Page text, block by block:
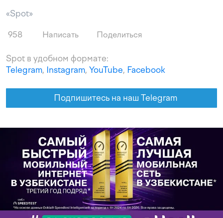
«Spot»
958 Написать Поделиться
Spot в удобном формате:
Telegram, Instagram, YouTube, Facebook
Подпишитесь на наш Telegram